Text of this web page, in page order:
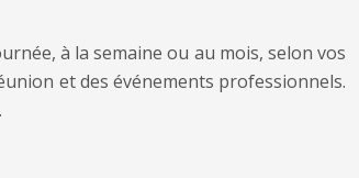
à la semaine ou au mois, selon vos
et des événements professionnels.